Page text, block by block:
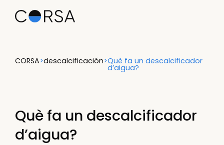
CORSA>descalcificación>Què fa un descalcificador
d’aigua?
Què fa un descalcificador
d’aigua?